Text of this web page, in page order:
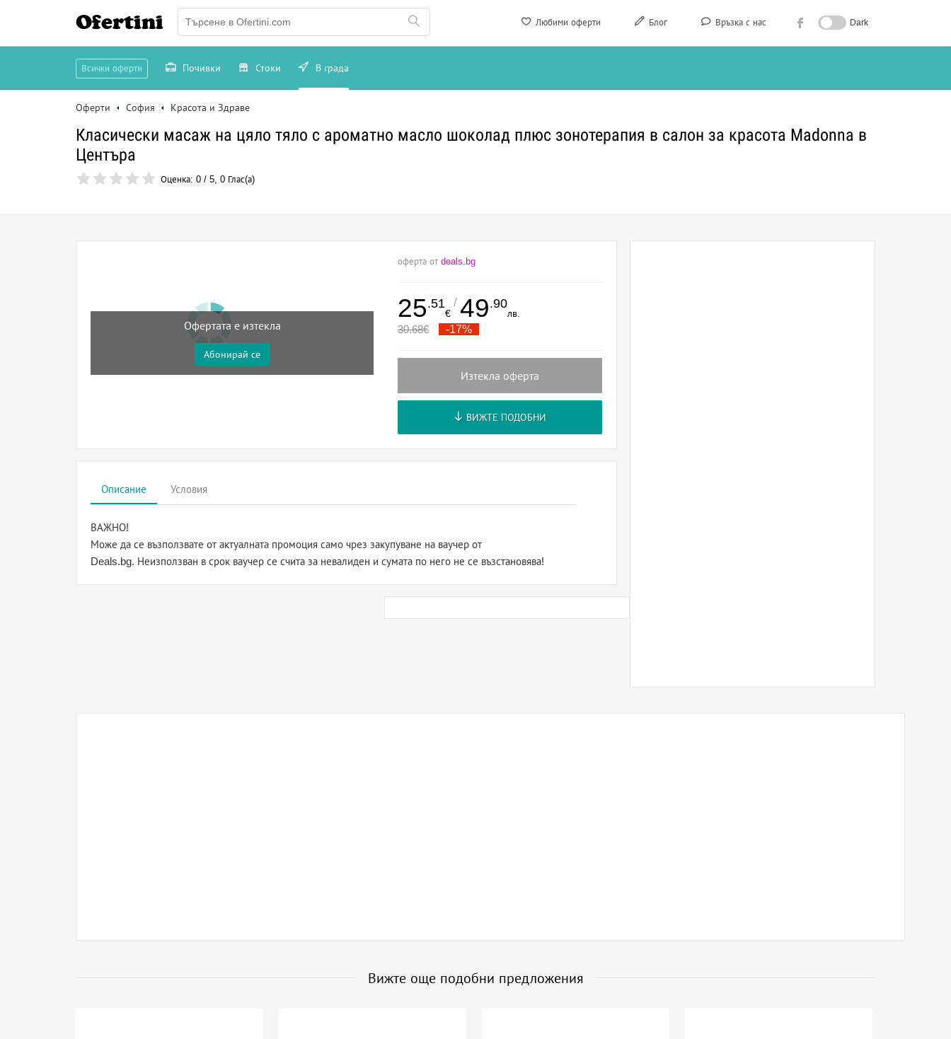
Любими оферти Блог Връзка с нас Dark
Ofertini
Всички оферти Почивки Стоки В града
Оферти София Красота и Здраве
Класически масаж на цяло тяло с ароматно масло шоколад плюс зонотерапия в салон за красота Madonna в
Центъра
Оценка: 0 / 5, 0 Глас(а)
Офертата е изтекла
Абонирай се
оферта от deals.bg
25.51
€
/ 49.90
лв.
30.68€ -17%
Изтекла оферта
ВИЖТЕ ПОДОБНИ
Описание Условия
ВАЖНО!
Може да се възползвате от актуалната промоция само чрез закупуване на ваучер от
Deals.bg. Неизползван в срок ваучер се счита за невалиден и сумата по него не се възстановява!
Вижте още подобни предложения